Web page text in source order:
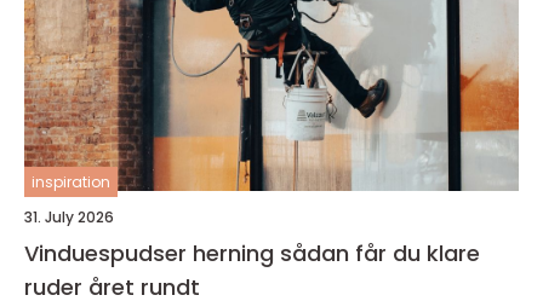
inspiration
31. July 2026
Vinduespudser herning sådan får du klare
ruder året rundt